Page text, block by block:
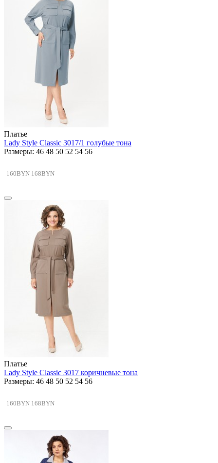
Платье
Lady Style Classic 3017/1 голубые тона
Размеры: 46 48 50 52 54 56
160BYN 168BYN
Платье
Lady Style Classic 3017 коричневые тона
Размеры: 46 48 50 52 54 56
160BYN 168BYN